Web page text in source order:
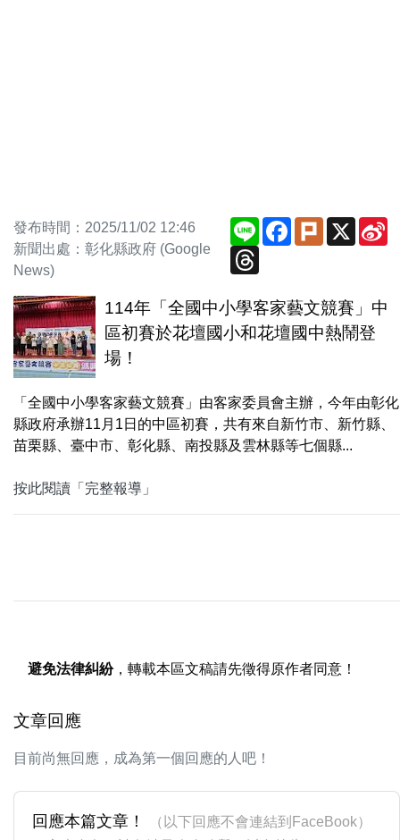
發布時間：2025/11/02 12:46
新聞出處：彰化縣政府 (Google
News)
Line Facebook
PlurkX
Threads
114年「全國中小學客家藝文競賽」中
區初賽於花壇國小和花壇國中熱鬧登
場！
「全國中小學客家藝文競賽」由客家委員會主辦，今年由彰化
縣政府承辦11月1日的中區初賽，共有來自新竹市、新竹縣、
苗栗縣、臺中市、彰化縣、南投縣及雲林縣等七個縣...
按此閱讀「完整報導」
避免法律糾紛，轉載本區文稿請先徵得原作者同意！
文章回應
目前尚無回應，成為第一個回應的人吧！
回應本篇文章！
（以下回應不會連結到FaceBook）